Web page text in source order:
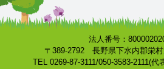
法人番号：
〒389-2792 長野県下水内郡栄
TEL 0269-87-3111/050-3583-2111(代